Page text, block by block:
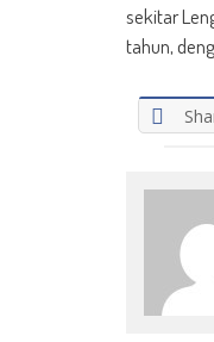
sekitar
tahun,